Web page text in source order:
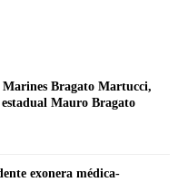
Marines Bragato Martucci,
Mauro Bragato
exonera médica-